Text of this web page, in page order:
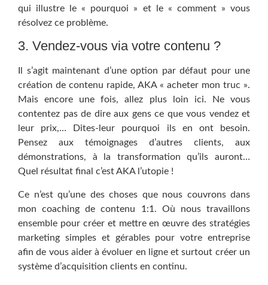
qui illustre le « pourquoi » et le « comment » vous
résolvez ce problème.
3. Vendez-vous via votre contenu ?
Il s’agit maintenant d’une option par défaut pour une
création de contenu rapide, AKA « acheter mon truc ».
Mais encore une fois, allez plus loin ici. Ne vous
contentez pas de dire aux gens ce que vous vendez et
leur prix,… Dites-leur pourquoi ils en ont besoin.
Pensez aux témoignages d’autres clients, aux
démonstrations, à la transformation qu’ils auront…
Quel résultat final c’est AKA l’utopie !
Ce n’est qu’une des choses que nous couvrons dans
mon coaching de contenu 1:1. Où nous travaillons
ensemble pour créer et mettre en œuvre des stratégies
marketing simples et gérables pour votre entreprise
afin de vous aider à évoluer en ligne et surtout créer un
système d’acquisition clients en continu.